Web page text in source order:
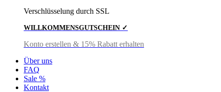
Verschlüsselung durch SSL
WILLKOMMENSGUTSCHEIN ✓
Konto erstellen & 15% Rabatt erhalten
Über uns
FAQ
Sale %
Kontakt